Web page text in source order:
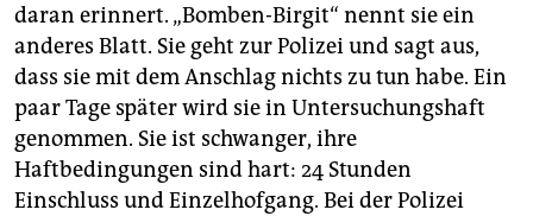
daran erinnert. „Bomben-Birgit“ nennt sie ein
anderes Blatt. Sie geht zur Polizei und sagt aus,
dass sie mit dem Anschlag nichts zu tun habe. Ein
paar Tage später wird sie in Untersuchungshaft
genommen. Sie ist schwanger, ihre
Haftbedingungen sind hart: 24 Stunden
Einschluss und Einzelhofgang. Bei der Polizei